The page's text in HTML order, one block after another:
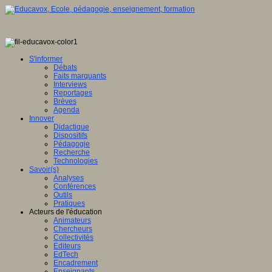
S'informer
Débats
Faits marquants
Interviews
Reportages
Brèves
Agenda
Innover
Didactique
Dispositifs
Pédagogie
Recherche
Technologies
Savoir(s)
Analyses
Conférences
Outils
Pratiques
Acteurs de l'éducation
Animateurs
Chercheurs
Collectivités
Editeurs
EdTech
Encadrement